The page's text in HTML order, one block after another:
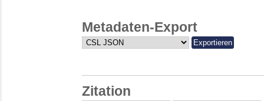
Metadaten-Export
Zitation